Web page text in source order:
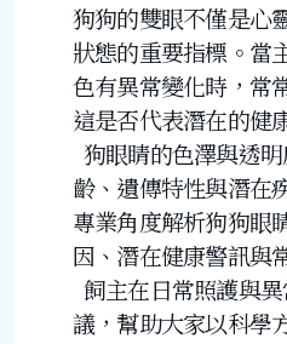
狗狗的雙眼不僅是心
狀態的重要指標。當
色有異常變化時，常
這是否代表潛在的健
狗眼睛的色澤與透
齡、遺傳特性與潛在
專業角度解析狗狗眼
因、潛在健康警訊與
飼主在日常照護與
議，幫助大家以科學